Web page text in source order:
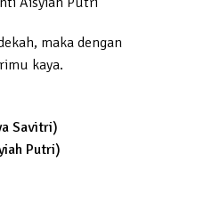
maka dengan
kaya.
Savitri)
Putri)